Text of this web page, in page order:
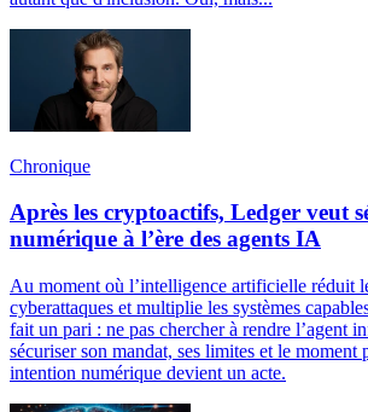
Chronique
Après les cryptoactifs, Ledger veut
numérique à l’ère des agents IA
Au moment où l’intelligence artificielle réduit
cyberattaques et multiplie les systèmes
fait un pari : ne pas chercher à rendre l’agent
sécuriser son mandat, ses limites et le moment
intention numérique devient un acte.